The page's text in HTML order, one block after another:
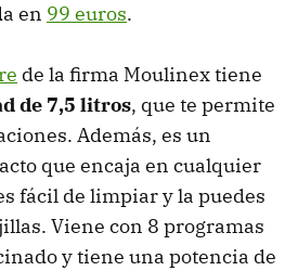
en 99 euros.
de la firma Moulinex tiene
de 7,5 litros, que te permite
Además, es un
que encaja en cualquier
fácil de limpiar y la puedes
Viene con 8 programas
y tiene una potencia de